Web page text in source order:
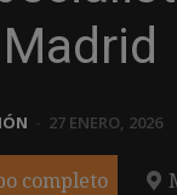
27 ENERO, 2026
completo